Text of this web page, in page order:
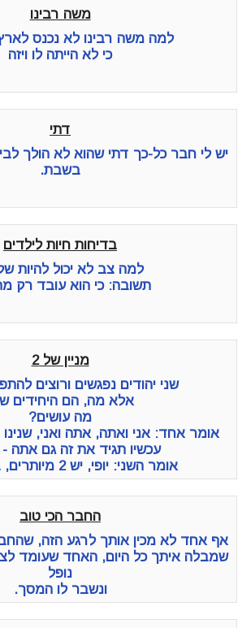
משה רבינו
למה משה רבינו לא נכנס
כי לא הייתה לו ויזה
דתי
יש לי חבר כל-כך דתי שהוא לא הולך
בשבת.
בדיחות חיות לילדים
למה צב לא יכול להיות
תשובה: כי הוא עובד רק
מניין של 2
שני יהודים נפגשים ורוצים
אלא מה, הם היחידים
מה עושים?
אומר אחד: אני ואתה, אתה ואני, שנינו
עכשיו תגיד את זה גם אתה -
אומר השני: יופי, יש 2 מיותרים, בוא נלך...
החבר הכי טוב
אף אחד לא מכין אותך לרגע הזה,
שמבלה איתך כל היום, האחד שעומד
נופל
ונשבר לו המסך.